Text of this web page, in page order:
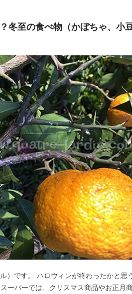
冬至の食べ物（かぼちゃ、小
）です。 ハロウィンが終わったかと思
ーパーでは、クリスマス商品やお正月